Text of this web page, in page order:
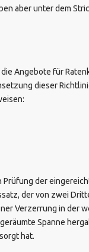
aber unter dem
Angebote für
dieser
Prüfung der
der von zwei
Verzerrung in der
Spanne
hat.